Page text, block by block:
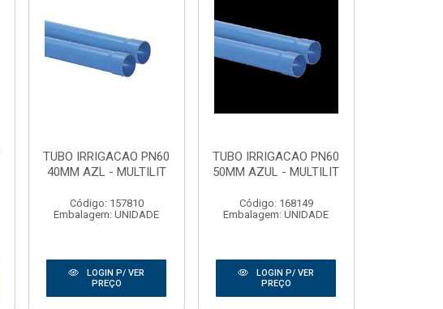
TUBO IRRIGACAO PN60
40MM AZL - MULTILIT
Código: 157810
Embalagem: UNIDADE
LOGIN P/ VER
PREÇO
TUBO IRRIGACAO PN60
50MM AZUL - MULTILIT
Código: 168149
Embalagem: UNIDADE
LOGIN P/ VER
PREÇO